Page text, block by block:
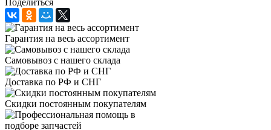
Гарантия на весь ассортимент
Самовывоз с нашего склада
Доставка по РФ и СНГ
Скидки постоянным покупателям